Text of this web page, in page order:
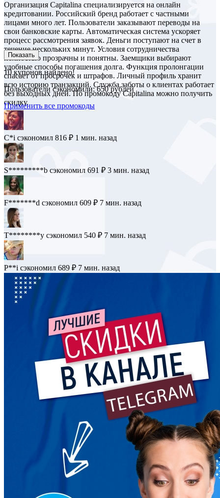
Организация Capitalina специализируется на онлайн
кредитовании. Российский бренд работает с частными
лицами много лет. Пользователи заказывают переводы на
свои банковские карты. Автоматическая система ускоряет
процесс рассмотрения заявок. Деньги поступают на счет в
течение нескольких минут. Условия сотрудничества
полностью прозрачны и понятны. Заемщики выбирают
удобные способы погашения долга. Функция пролонгации
спасает от просрочек и штрафов. Личный профиль хранит
всю историю транзакций. Служба заботы о клиентах работает
без выходных дней. По промокоду Capitalina можно получить
скидку.
Показать
10купонов найдено!
Пользователи сэкономили: 650 рублей
Применить все промокоды
C*i сэкономил 816 ₽ 1 мин. назад
S*********b сэкономил 691 ₽ 3 мин. назад
F*******d сэкономил 609 ₽ 7 мин. назад
T********y сэкономил 540 ₽ 7 мин. назад
P**i сэкономил 689 ₽ 7 мин. назад